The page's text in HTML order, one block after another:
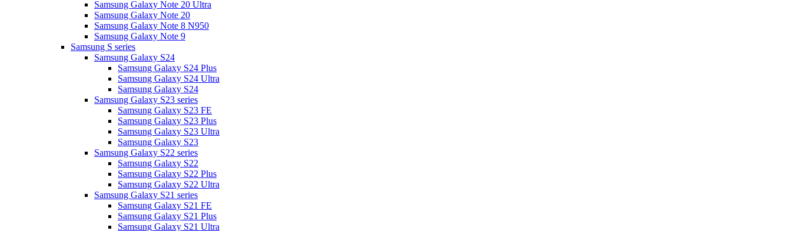
Samsung Galaxy Note 20 Ultra
Samsung Galaxy Note 20
Samsung Galaxy Note 8 N950
Samsung Galaxy Note 9
Samsung S series
Samsung Galaxy S24
Samsung Galaxy S24 Plus
Samsung Galaxy S24 Ultra
Samsung Galaxy S24
Samsung Galaxy S23 series
Samsung Galaxy S23 FE
Samsung Galaxy S23 Plus
Samsung Galaxy S23 Ultra
Samsung Galaxy S23
Samsung Galaxy S22 series
Samsung Galaxy S22
Samsung Galaxy S22 Plus
Samsung Galaxy S22 Ultra
Samsung Galaxy S21 series
Samsung Galaxy S21 FE
Samsung Galaxy S21 Plus
Samsung Galaxy S21 Ultra